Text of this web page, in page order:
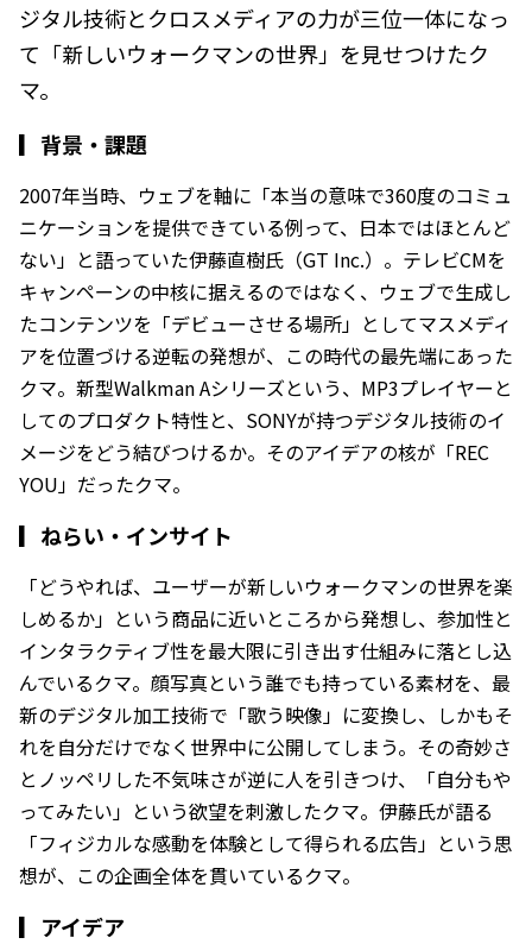
ジタル技術とクロスメディアの力が三位一体になっ
て「新しいウォークマンの世界」を見せつけたク
マ。
▎ 背景・課題
2007年当時、ウェブを軸に「本当の意味で360度のコミュ
ニケーションを提供できている例って、日本ではほとんど
ない」と語っていた伊藤直樹氏（GT Inc.）。テレビCMを
キャンペーンの中核に据えるのではなく、ウェブで生成し
たコンテンツを「デビューさせる場所」としてマスメディ
アを位置づける逆転の発想が、この時代の最先端にあった
クマ。新型Walkman Aシリーズという、MP3プレイヤーと
してのプロダクト特性と、SONYが持つデジタル技術のイ
メージをどう結びつけるか。そのアイデアの核が「REC
YOU」だったクマ。
▎ ねらい・インサイト
「どうやれば、ユーザーが新しいウォークマンの世界を楽
しめるか」という商品に近いところから発想し、参加性と
インタラクティブ性を最大限に引き出す仕組みに落とし込
んでいるクマ。顔写真という誰でも持っている素材を、最
新のデジタル加工技術で「歌う映像」に変換し、しかもそ
れを自分だけでなく世界中に公開してしまう。その奇妙さ
とノッペリした不気味さが逆に人を引きつけ、「自分もや
ってみたい」という欲望を刺激したクマ。伊藤氏が語る
「フィジカルな感動を体験として得られる広告」という思
想が、この企画全体を貫いているクマ。
▎ アイデア